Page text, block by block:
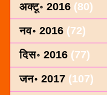
अक्टू॰ 2016 (80)
नव॰ 2016 (72)
दिस॰ 2016 (77)
जन॰ 2017 (107)